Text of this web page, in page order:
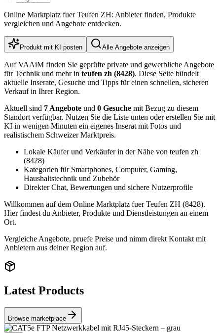
Online Marktplatz fuer Teufen ZH: Anbieter finden, Produkte
vergleichen und Angebote entdecken.
Produkt mit KI posten Alle Angebote anzeigen
Auf VAAiM finden Sie geprüfte private und gewerbliche Angebote
für Technik und mehr in teufen zh (8428). Diese Seite bündelt
aktuelle Inserate, Gesuche und Tipps für einen schnellen, sicheren
Verkauf in Ihrer Region.
Aktuell sind 7 Angebote und 0 Gesuche mit Bezug zu diesem
Standort verfügbar. Nutzen Sie die Liste unten oder erstellen Sie mit
KI in wenigen Minuten ein eigenes Inserat mit Fotos und
realistischem Schweizer Marktpreis.
Lokale Käufer und Verkäufer in der Nähe von teufen zh
(8428)
Kategorien für Smartphones, Computer, Gaming,
Haushaltstechnik und Zubehör
Direkter Chat, Bewertungen und sichere Nutzerprofile
Willkommen auf dem Online Marktplatz fuer Teufen ZH (8428).
Hier findest du Anbieter, Produkte und Dienstleistungen an einem
Ort.
Vergleiche Angebote, pruefe Preise und nimm direkt Kontakt mit
Anbietern aus deiner Region auf.
Latest Products
Browse marketplace